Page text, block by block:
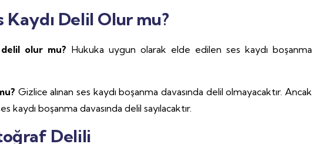
Kaydı Delil Olur mu?
olur mu? Hukuka uygun olarak elde edilen ses kaydı boşanma
Gizlice alınan ses kaydı boşanma davasında delil olmayacaktır. Ancak
kaydı boşanma davasında delil sayılacaktır.
Delili